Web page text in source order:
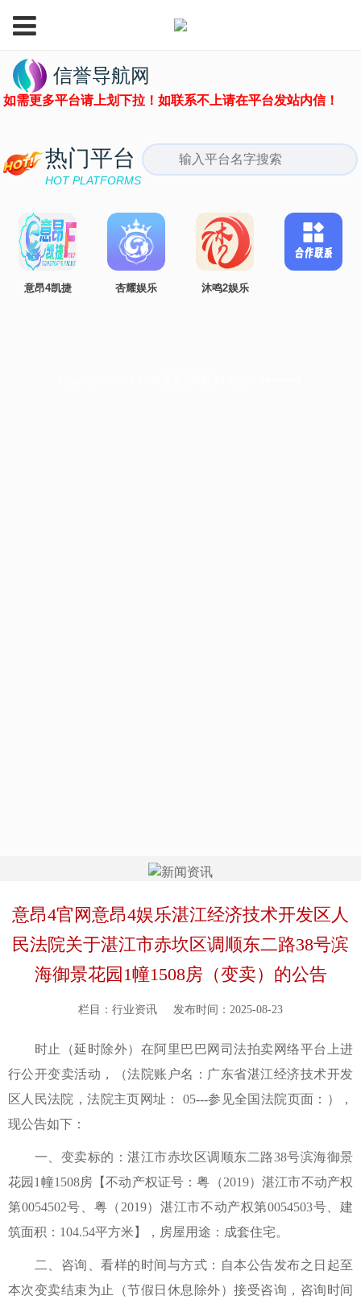
意昂4官网意昂4娱乐湛江经济技术开发区人
民法院关于湛江市赤坎区调顺东二路38号滨
海御景花园1幢1508房（变卖）的公告
栏目：行业资讯 发布时间：2025-08-23
时止（延时除外）在阿里巴巴网司法拍卖网络平台上进
行公开变卖活动，（法院账户名：广东省湛江经济技术开发
区人民法院，法院主页网址： 05---参见全国法院页面：），
现公告如下：
一、变卖标的：湛江市赤坎区调顺东二路38号滨海御景
花园1幢1508房【不动产权证号：粤（2019）湛江市不动产权
第0054502号、粤（2019）湛江市不动产权第0054503号、建
筑面积：104.54平方米】，房屋用途：成套住宅。
二、咨询、看样的时间与方式：自本公告发布之日起至
本次变卖结束为止（节假日休息除外）接受咨询，咨询时间